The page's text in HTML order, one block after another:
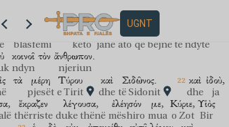
UGNT
ἐξέρχονται
dalin arsyetime
πονηροί,
të liga
βλασφημίαι.
blasfemi
ταῦτά
këto
ἐστιν
janë
τὰ
ato
κοινοῦντα
që bëjnë të ndytë
κοινοῖ
ndyn
τὸν ἄνθρωπον.
njeriun
τὰ μέρη
pjesët
Τύρου
e Tirit
καὶ
dhe
Σιδῶνος.
të Sidonit
καὶ
dhe
ἰδοὺ,
ja
ἔκραζεν
thërriste
λέγουσα,
duke thënë
ἐλέησόν
mëshiro
με,
mua
Κύριε,
o Zot
Υἱὸς
Bir